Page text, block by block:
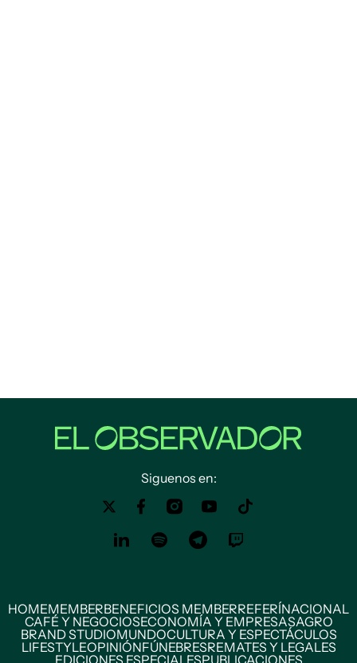
Siguenos en:
HOMEMEMBERBENEFICIOS MEMBERREFERÍNACIONAL
CAFÉ Y NEGOCIOSECONOMÍA Y EMPRESASAGRO
BRAND STUDIOMUNDOCULTURA Y ESPECTÁCULOS
LIFESTYLEOPINIÓNFÚNEBRESREMATES Y LEGALES
EDICIONES ESPECIALESPUBLICACIONES